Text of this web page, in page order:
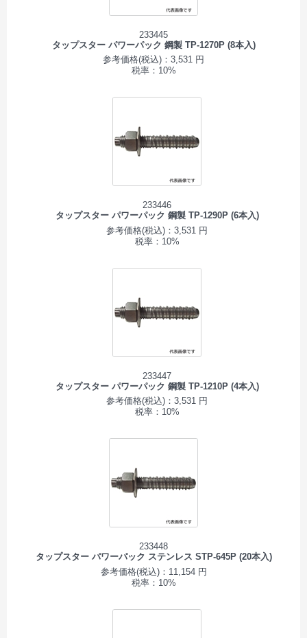
233445
タップスター パワーパック 鋼製 TP-1270P (8本入)
参考価格(税込)：3,531 円
税率：10%
233446
タップスター パワーパック 鋼製 TP-1290P (6本入)
参考価格(税込)：3,531 円
税率：10%
233447
タップスター パワーパック 鋼製 TP-1210P (4本入)
参考価格(税込)：3,531 円
税率：10%
233448
タップスター パワーパック ステンレス STP-645P (20本入)
参考価格(税込)：11,154 円
税率：10%